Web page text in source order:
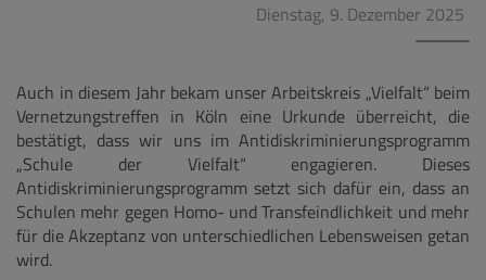
Dienstag, 9. Dezember 2025
Auch in diesem Jahr bekam unser Arbeitskreis „Vielfalt“ beim
Vernetzungstreffen in Köln eine Urkunde überreicht, die
bestätigt, dass wir uns im Antidiskriminierungsprogramm
„Schule der Vielfalt“ engagieren. Dieses
Antidiskriminierungsprogramm setzt sich dafür ein, dass an
Schulen mehr gegen Homo- und Transfeindlichkeit und mehr
für die Akzeptanz von unterschiedlichen Lebensweisen getan
wird.